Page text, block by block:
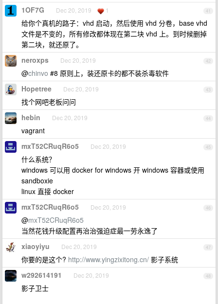
41
1OF7G Dec 20, 2019 1
给你个真机的路子：vhd 启动，然后使用 vhd 分卷，base vhd
文件是不变的，所有修改都体现在第二块 vhd 上。到时候删掉
第二块，就还原了。
42
neroxps Dec 20, 2019
@chinvo #8 原则上，装还原卡的都不装杀毒软件
43
Hopetree Dec 20, 2019
找个网吧老板问问
44
hebin Dec 20, 2019
vagrant
45
mxT52CRuqR6o5 Dec 20, 2019
什么系统？
windows 可以用 docker for windows 开 windows 容器或使用
sandboxie
linux 直接 docker
46
mxT52CRuqR6o5 Dec 20, 2019
@mxT52CRuqR6o5
当然花钱升级配置再治治强迫症最一劳永逸了
47
xiaoyiyu Dec 20, 2019
你要的是这个? http://www.yingzixitong.cn/ 影子系统
48
w292614191 Dec 20, 2019
影子卫士